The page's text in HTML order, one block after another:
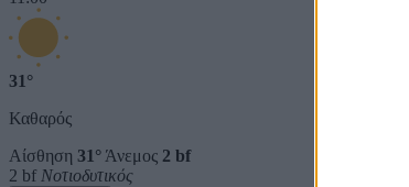
31°
Καθαρός
Αίσθηση 31° Άνεμος 2 bf
2 bf Νοτιοδυτικός